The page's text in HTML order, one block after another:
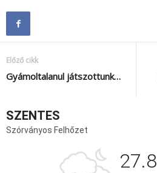
Előző cikk
Gyámoltalanul játszottunk…
SZENTES
Szórványos Felhőzet
27.8